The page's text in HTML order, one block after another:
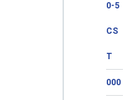
0-5
CS
T
000